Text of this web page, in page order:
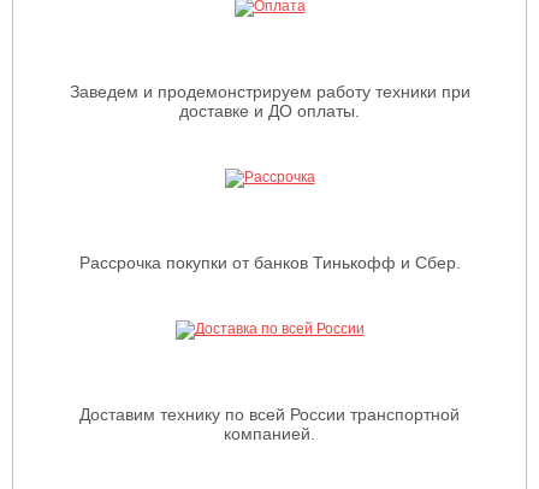
Заведем и продемонстрируем работу техники при
доставке и ДО оплаты.
Рассрочка покупки от банков Тинькофф и Сбер.
Доставим технику по всей России транспортной
компанией.